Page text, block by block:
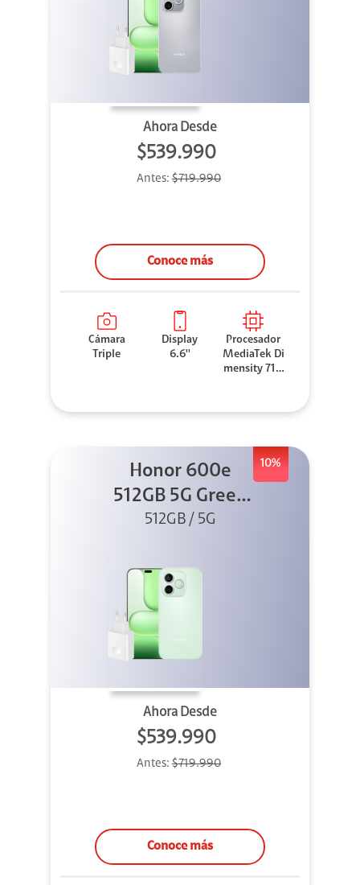
Ahora Desde
$539.990
Antes: $719.990
Conoce más
Cámara
Triple
Display
6.6''
Procesador
MediaTek Di
mensity 710
10%
Honor 600e
512GB 5G Green
+ 45W
512GB / 5G
Ahora Desde
$539.990
Antes: $719.990
Conoce más